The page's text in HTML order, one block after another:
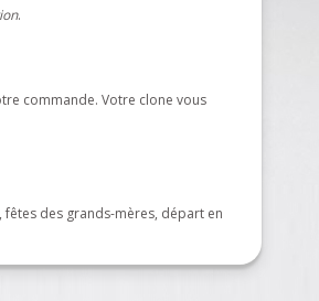
.
commande. Votre clone vous
des grands-mères, départ en